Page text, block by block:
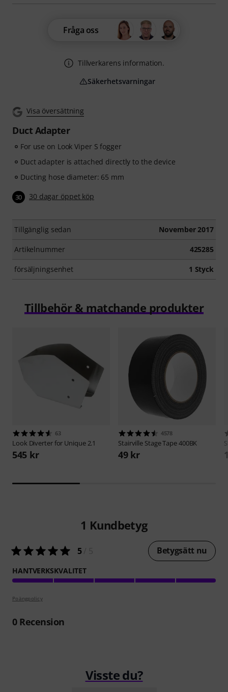
Visa översättning
Duct Adapter
For use on Look Viper S fogger
Duct adapter is attached directly to the device
Ducting hose diameter: 65 mm
30 30 dagar öppet köp
Tillgänglig sedan November 2017
Artikelnummer 425285
försäljningsenhet 1 Styck
Fråga oss
Tillverkarens information.
Säkerhetsvarningar
Tillbehör & matchande produkter
63
Look Diverter for Unique 2.1
545 kr
4578
Stairville Stage Tape 400BK
49 kr
1 Kundbetyg
5/ 5 Betygsätt nu
HANTVERKSKVALITET
Poängpolicy
0Recension
Visste du?